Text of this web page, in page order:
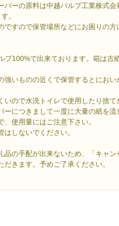
パーの原料は中越パルプ工業株式会
。
ですので保管場所などにお困りの方
プ100%で出来ております。箱は古
いものの近くで保管するとにおい
ので水洗トイレで使用したり捨て
ーにつきまして一度に大量の紙を流
使用量にはご注意下さい。
しないでください。
の手配が出来ないため、「キャン
きます。予めご了承ください。